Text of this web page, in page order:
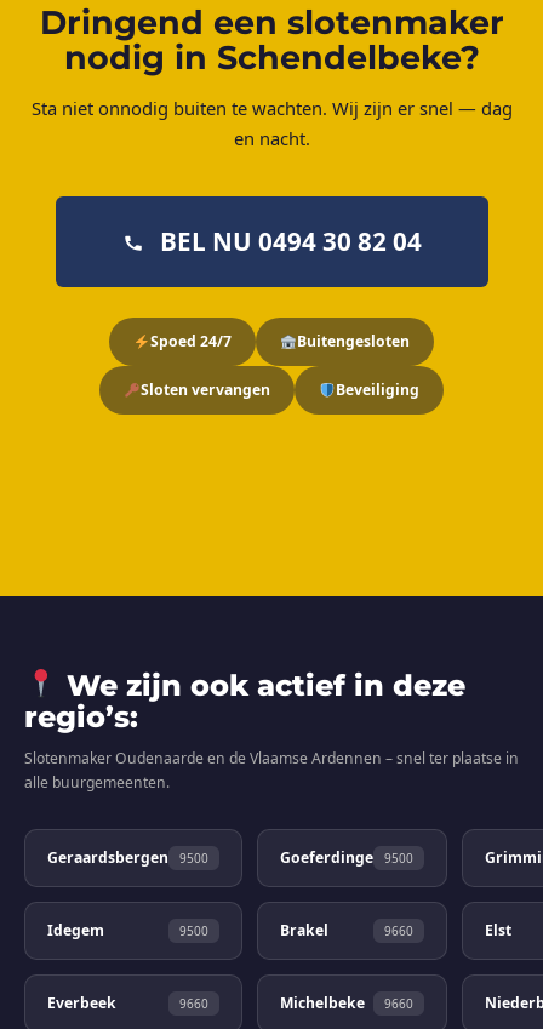
Dringend een slotenmaker
nodig in Schendelbeke?
Sta niet onnodig buiten te wachten. Wij zijn er snel — dag
en nacht.
BEL NU 0494 30 82 04
Spoed 24/7 Buitengesloten
Sloten vervangen Beveiliging
We zijn ook actief in deze
regio’s:
Slotenmaker Oudenaarde en de Vlaamse Ardennen – snel ter plaatse in
alle buurgemeenten.
Geraardsbergen 9500 Goeferdinge 9500
Idegem 9500 Brakel 9660 Elst
Everbeek 9660 Michelbeke 9660